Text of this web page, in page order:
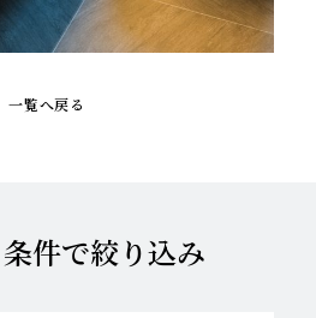
一覧へ戻る
件で絞り込み